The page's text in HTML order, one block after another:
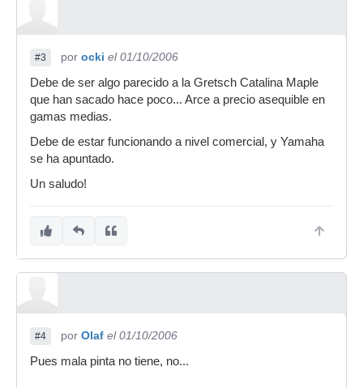
#3 por ocki el 01/10/2006
Debe de ser algo parecido a la Gretsch Catalina Maple
que han sacado hace poco... Arce a precio asequible en
gamas medias.
Debe de estar funcionando a nivel comercial, y Yamaha
se ha apuntado.
Un saludo!
#4 por Olaf el 01/10/2006
Pues mala pinta no tiene, no...